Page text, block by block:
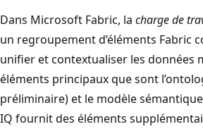
Dans Microsoft Fabric, la charge de
un regroupement d’éléments Fabric
unifier et contextualiser les données
éléments principaux que sont
préliminaire) et le modèle
IQ fournit des éléments